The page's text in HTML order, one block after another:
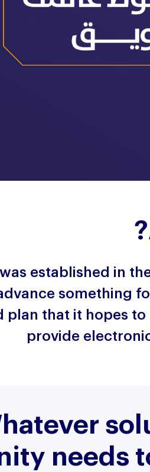
established in
something
plan that it hopes
provide
needs